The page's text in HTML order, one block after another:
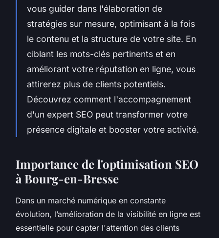
vous guider dans l'élaboration de
stratégies sur mesure, optimisant à la fois
le contenu et la structure de votre site. En
ciblant les mots-clés pertinents et en
améliorant votre réputation en ligne, vous
attirerez plus de clients potentiels.
Découvrez comment l'accompagnement
d'un expert SEO peut transformer votre
présence digitale et booster votre activité.
Importance de l'optimisation SEO
à Bourg-en-Bresse
Dans un marché numérique en constante
évolution, l’amélioration de la visibilité en ligne est
essentielle pour capter l'attention des clients